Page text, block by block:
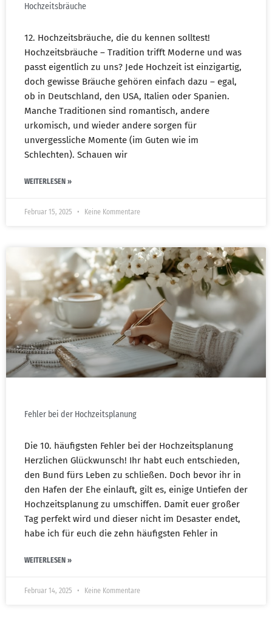
Hochzeitsbräuche
12. Hochzeitsbräuche, die du kennen solltest!
Hochzeitsbräuche – Tradition trifft Moderne und was
passt eigentlich zu uns? Jede Hochzeit ist einzigartig,
doch gewisse Bräuche gehören einfach dazu – egal,
ob in Deutschland, den USA, Italien oder Spanien.
Manche Traditionen sind romantisch, andere
urkomisch, und wieder andere sorgen für
unvergessliche Momente (im Guten wie im
Schlechten). Schauen wir
WEITERLESEN »
Februar 15, 2025 Keine Kommentare
Fehler bei der Hochzeitsplanung
Die 10. häufigsten Fehler bei der Hochzeitsplanung
Herzlichen Glückwunsch! Ihr habt euch entschieden,
den Bund fürs Leben zu schließen. Doch bevor ihr in
den Hafen der Ehe einlauft, gilt es, einige Untiefen der
Hochzeitsplanung zu umschiffen. Damit euer großer
Tag perfekt wird und dieser nicht im Desaster endet,
habe ich für euch die zehn häufigsten Fehler in
WEITERLESEN »
Februar 14, 2025 Keine Kommentare